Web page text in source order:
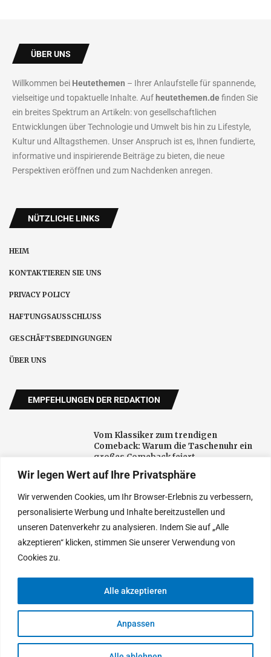
Wir legen Wert auf Ihre Privatsphäre
Wir verwenden Cookies, um Ihr Browser-Erlebnis zu verbessern,
personalisierte Werbung und Inhalte bereitzustellen und
unseren Datenverkehr zu analysieren. Indem Sie auf „Alle
akzeptieren“ klicken, stimmen Sie unserer Verwendung von
Cookies zu.
Anpassen
Alle akzeptieren
ÜBER UNS
Willkommen bei Heutethemen – Ihrer Anlaufstelle für spannende,
vielseitige und topaktuelle Inhalte. Auf heutethemen.definden Sie
ein breites Spektrum an Artikeln: von gesellschaftlichen
Entwicklungen über Technologie und Umwelt bis hin zu Lifestyle,
Kultur und Alltagsthemen. Unser Anspruch ist es, Ihnen fundierte,
informative und inspirierende Beiträge zu bieten, die neue
Perspektiven eröffnen und zum Nachdenken anregen.
NÜTZLICHE LINKS
HEIM
KONTAKTIEREN SIE UNS
PRIVACY POLICY
HAFTUNGSAUSSCHLUSS
GESCHÄFTSBEDINGUNGEN
ÜBER UNS
EMPFEHLUNGEN DER REDAKTION
Vom Klassiker zum trendigen
Comeback: Warum die Taschenuhr ein
großes Comeback feiert
Effiziente wärmeübertragung im alltag
und in der technik
Haartransplantationen
© 2025 Heutethemen. Entworfen von Tages Neu